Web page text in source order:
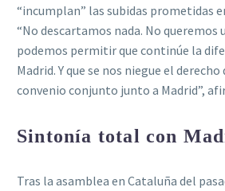
“incumplan” las subidas prometidas
“No descartamos nada. No queremos
podemos permitir que continúe la
Madrid. Y que se nos niegue el
convenio conjunto junto a Madrid”,
Sintonía total con
Tras la asamblea en Cataluña del